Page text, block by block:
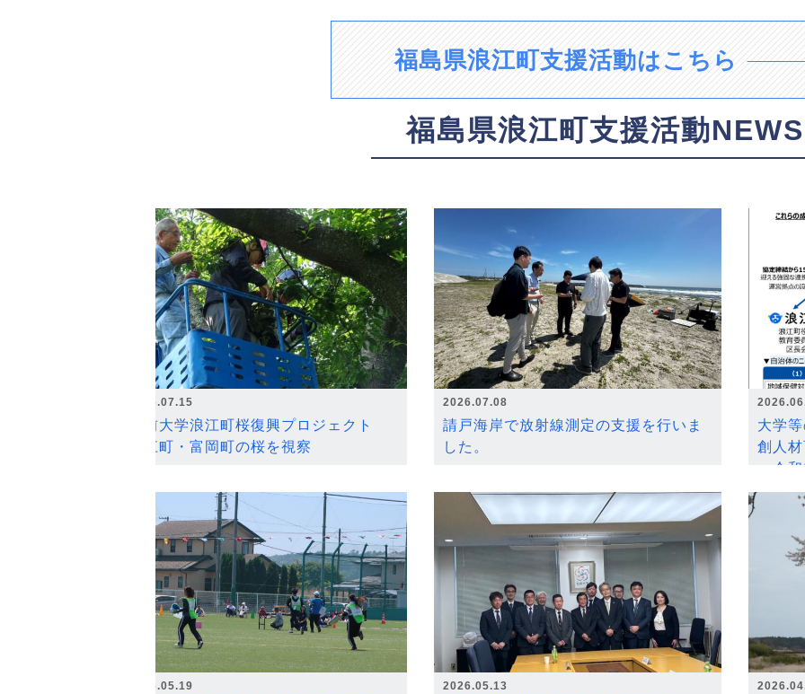
福島県浪江町支援活動はこちら
福島県浪江町支援活動NEWS
2026.07.15
弘前大学浪江町桜復興プロジェクト
浪江町・富岡町の桜を視察
2026.07.08
請戸海岸で放射線測定の支援を行いま
した。
大学
創人
～令
2026.05.19 2026.05.13